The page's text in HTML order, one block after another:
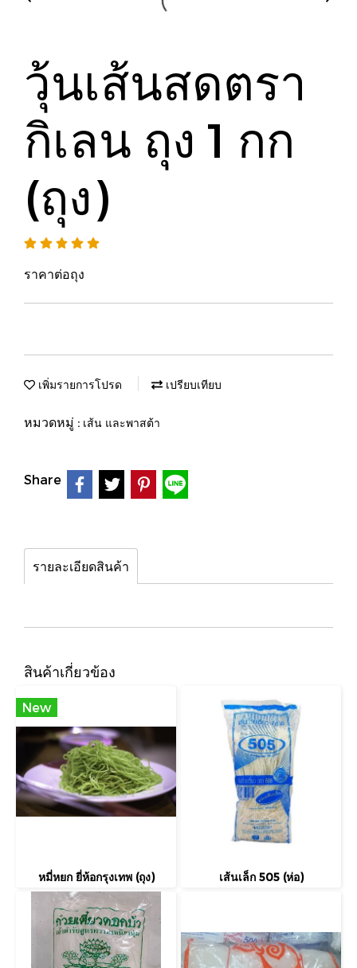
วุ้นเส้นสดตรา
กิเลน ถุง 1 กก
(ถุง)
ราคาต่อถุง
เพิ่มรายการโปรด เปรียบเทียบ
หมวดหมู่ : เส้น และพาสต้า
Share
รายละเอียดสินค้า
สินค้าเกี่ยวข้อง
New
หมี่หยก ยี่ห้อกรุงเทพ (ถุง) เส้นเล็ก 505 (ห่อ)